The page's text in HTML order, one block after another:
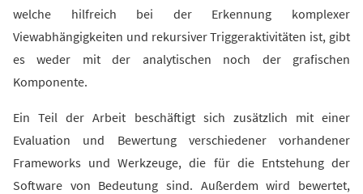
welche hilfreich bei der Erkennung komplexer
Viewabhängigkeiten und rekursiver Triggeraktivitäten ist, gibt
es weder mit der analytischen noch der grafischen
Komponente.
Ein Teil der Arbeit beschäftigt sich zusätzlich mit einer
Evaluation und Bewertung verschiedener vorhandener
Frameworks und Werkzeuge, die für die Entstehung der
Software von Bedeutung sind. Außerdem wird bewertet,